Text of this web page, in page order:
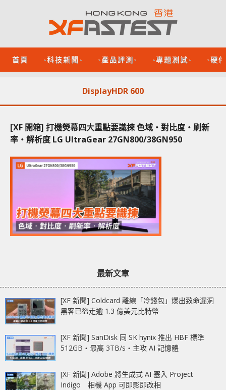
首頁 -科技新聞- -產品評測- -專題測試- -硬
DisplayHDR 600
[XF 開箱] 打機熒幕四大重點要識揀 色域‧對比度‧刷新
率‧解析度 LG UltraGear 27GN800/38GN950
最新文章
[XF 新聞] Coldcard 離線「冷錢包」爆出致命漏洞
黑客已盜走逾 1.3 億美元比特幣
[XF 新聞] SanDisk 同 SK hynix 推出 HBF 標準
512GB‧最高 3TB/s‧主攻 AI 記憶體
[XF 新聞] Adobe 將生成式 AI 塞入 Project
Indigo 相機 App 可即影即改相